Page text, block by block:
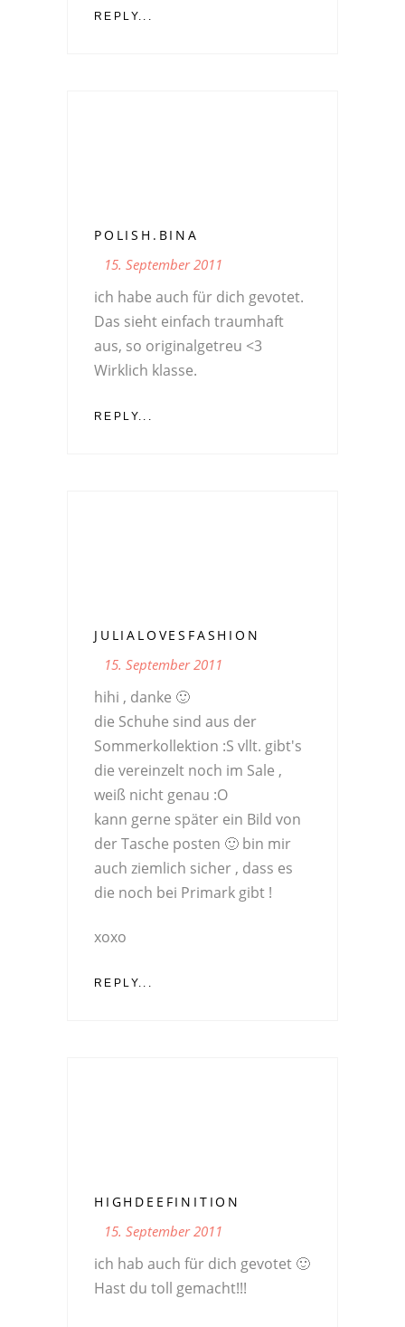
REPLY...
POLISH.BINA
15. September 2011
ich habe auch für dich gevotet.
Das sieht einfach traumhaft
aus, so originalgetreu <3
Wirklich klasse.
REPLY...
JULIALOVESFASHION
15. September 2011
hihi , danke 🙂
die Schuhe sind aus der
Sommerkollektion :S vllt. gibt's
die vereinzelt noch im Sale ,
weiß nicht genau :O
kann gerne später ein Bild von
der Tasche posten 🙂 bin mir
auch ziemlich sicher , dass es
die noch bei Primark gibt !
xoxo
REPLY...
HIGHDEEFINITION
15. September 2011
ich hab auch für dich gevotet 🙂
Hast du toll gemacht!!!